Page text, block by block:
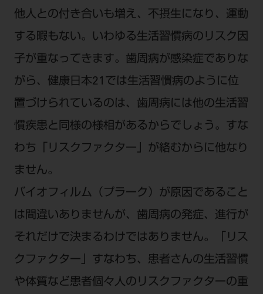
他人との付き合いも増え、不摂生になり、運動
する暇もない。いわゆる生活習慣病のリスク因
子が重なってきます。歯周病が感染症でありな
がら、健康日本21では生活習慣病のように位
置づけられているのは、歯周病には他の生活習
慣疾患と同様の様相があるからでしょう。すな
わち「リスクファクター」が絡むからに他なり
ません。
バイオフィルム（プラーク）が原因であること
は間違いありませんが、歯周病の発症、進行が
それだけで決まるわけではありません。「リス
クファクター」すなわち、患者さんの生活習慣
や体質など患者個々人のリスクファクターの重